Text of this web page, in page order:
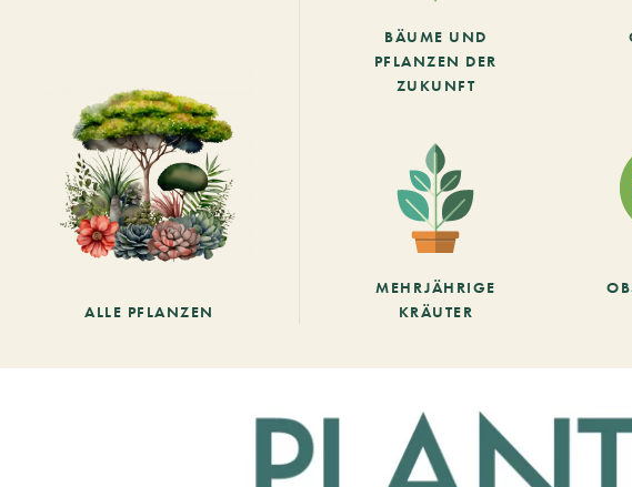
ALLE PFLANZEN
BÄUME UND
PFLANZEN DER
ZUKUNFT
MEHRJÄHRIGE
KRÄUTER